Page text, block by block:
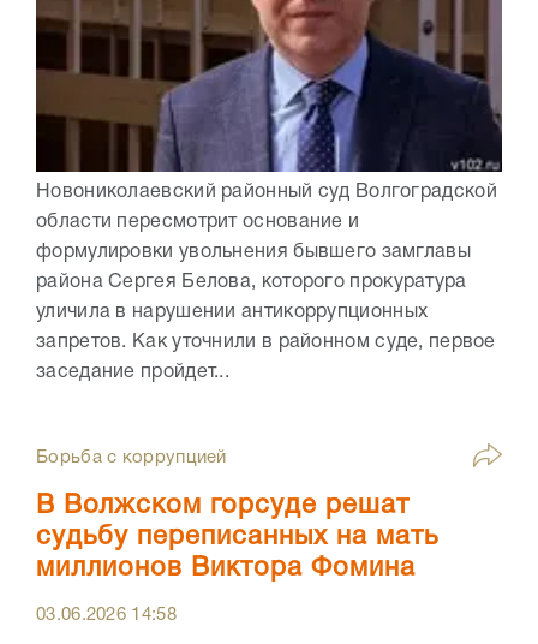
Новониколаевский районный суд Волгоградской
области пересмотрит основание и
формулировки увольнения бывшего замглавы
района Сергея Белова, которого прокуратура
уличила в нарушении антикоррупционных
запретов. Как уточнили в районном суде, первое
заседание пройдет...
Борьба с коррупцией
В Волжском горсуде решат
судьбу переписанных на мать
миллионов Виктора Фомина
03.06.2026 14:58